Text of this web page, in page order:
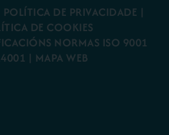
POLÍTICA DE PRIVACIDADE |
DE COOKIES
NORMAS ISO 9001
| MAPA WEB